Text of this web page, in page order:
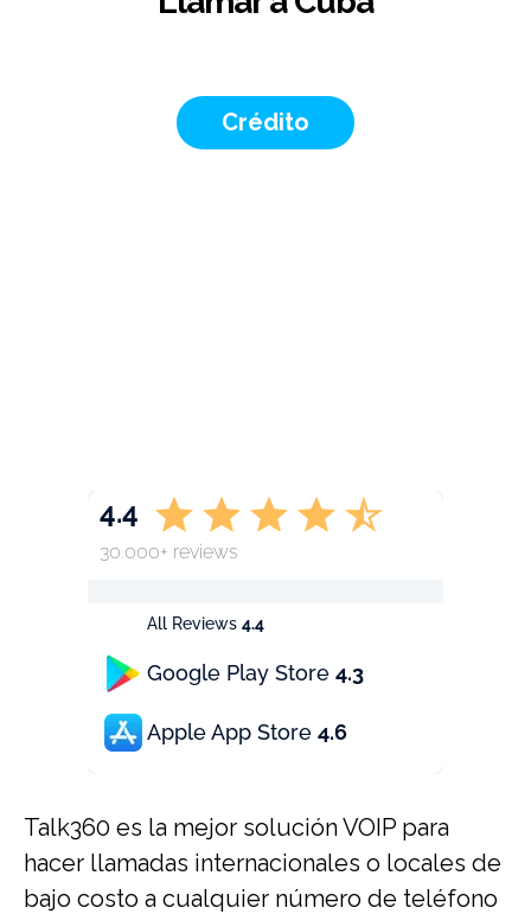
Crédito
All Reviews 4.4
Google Play Store 4.3
Apple App Store 4.6
4.4
30.000+ reviews
Talk360 es la mejor solución VOIP para
hacer llamadas internacionales o locales de
bajo costo a cualquier número de teléfono